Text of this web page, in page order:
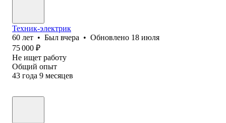
Техник-электрик
60 лет • Был вчера • Обновлено 18 июля
75 000 ₽
Не ищет работу
Общий опыт
43 года 9 месяцев